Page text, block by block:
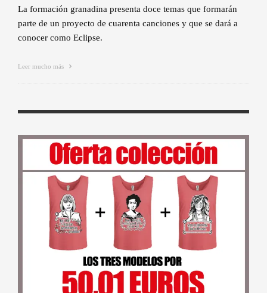
La formación granadina presenta doce temas que formarán
parte de un proyecto de cuarenta canciones y que se dará a
conocer como Eclipse.
Leer mucho más